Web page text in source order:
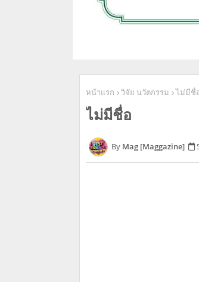
หน้าแรก วิจัย นวัตกรรม ไม่มีชื่
ไม่มีชื่อ
Mag [Maggazine]